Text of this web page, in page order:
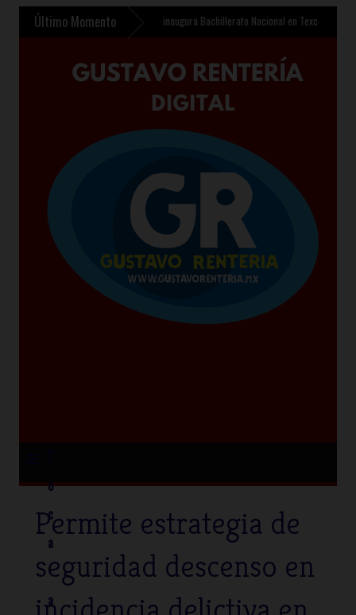
Último Momento
510 mdp »Sheinbaum inaugura Bachillerato Nacional en Texcoco y anuncia 400
o
c
a
a
Permite estrategia de
seguridad descenso en